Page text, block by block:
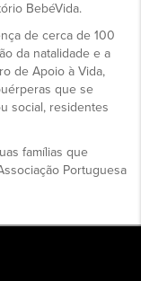
BebéVida.
de cerca de 100
da natalidade e a
de Apoio à Vida,
que se
social, residentes
famílias que
Portuguesa